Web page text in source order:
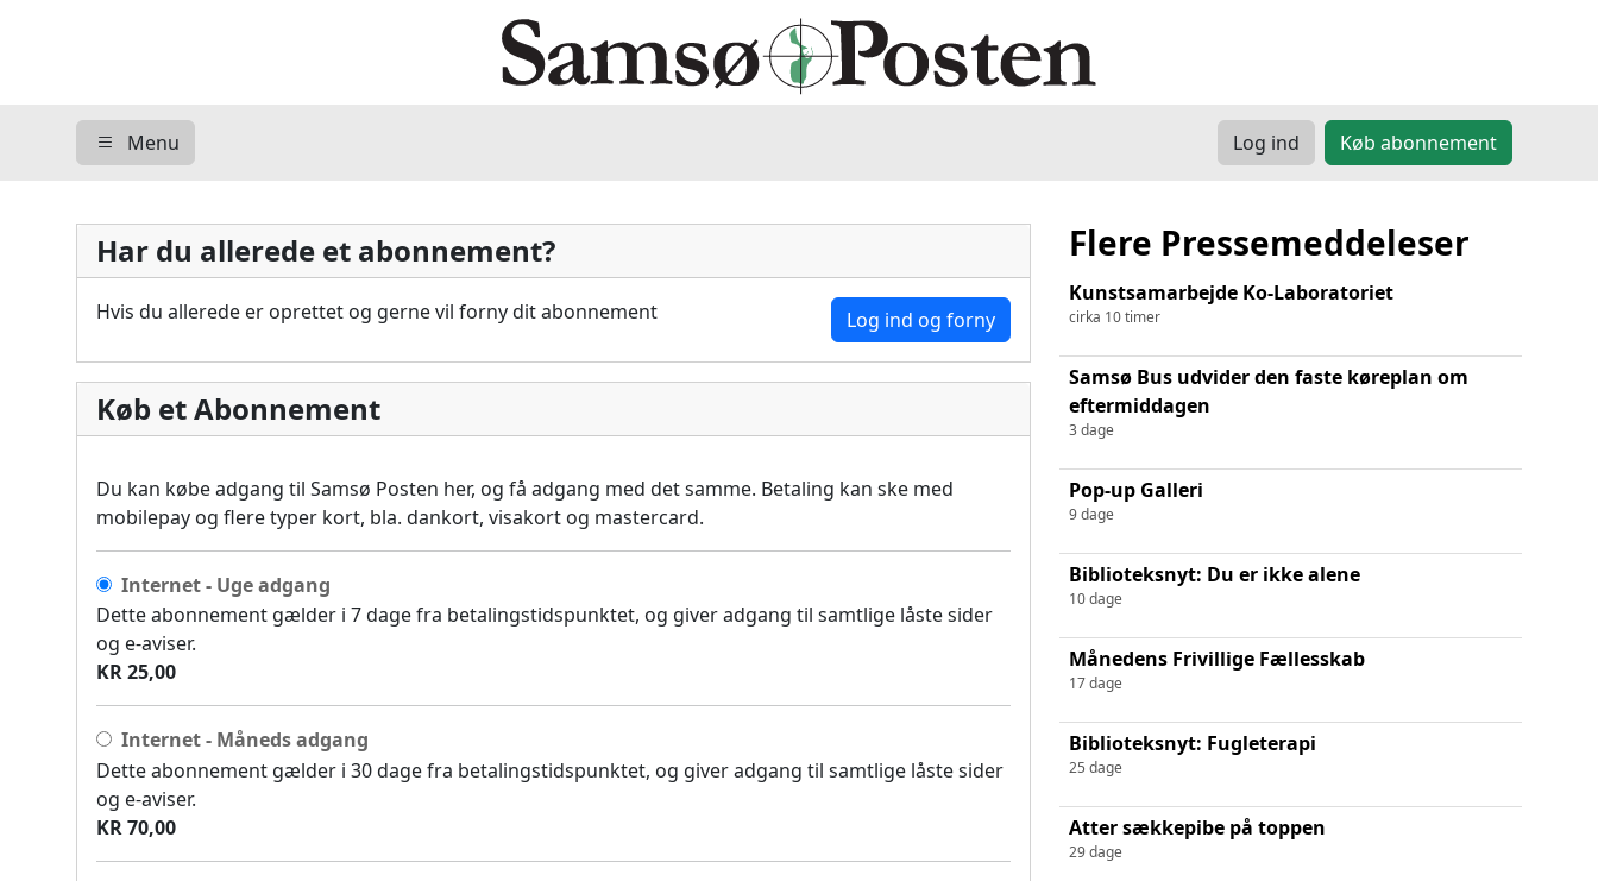
Menu Log ind Køb abonnement
Har du allerede et abonnement?
Hvis du allerede er oprettet og gerne vil forny dit abonnement Log ind og forny
Køb et Abonnement
Du kan købe adgang til Samsø Posten her, og få adgang med det samme. Betaling kan ske med
mobilepay og flere typer kort, bla. dankort, visakort og mastercard.
Internet - Uge adgang
Dette abonnement gælder i 7 dage fra betalingstidspunktet, og giver adgang til samtlige låste sider
og e-aviser.
KR 25,00
Internet - Måneds adgang
Dette abonnement gælder i 30 dage fra betalingstidspunktet, og giver adgang til samtlige låste sider
og e-aviser.
KR 70,00
Flere Pressemeddeleser
Kunstsamarbejde Ko-Laboratoriet
cirka 10 timer
Samsø Bus udvider den faste køreplan om
eftermiddagen
3 dage
Pop-up Galleri
9 dage
Biblioteksnyt: Du er ikke alene
10 dage
Månedens Frivillige Fællesskab
17 dage
Biblioteksnyt: Fugleterapi
25 dage
Atter sækkepibe på toppen
29 dage